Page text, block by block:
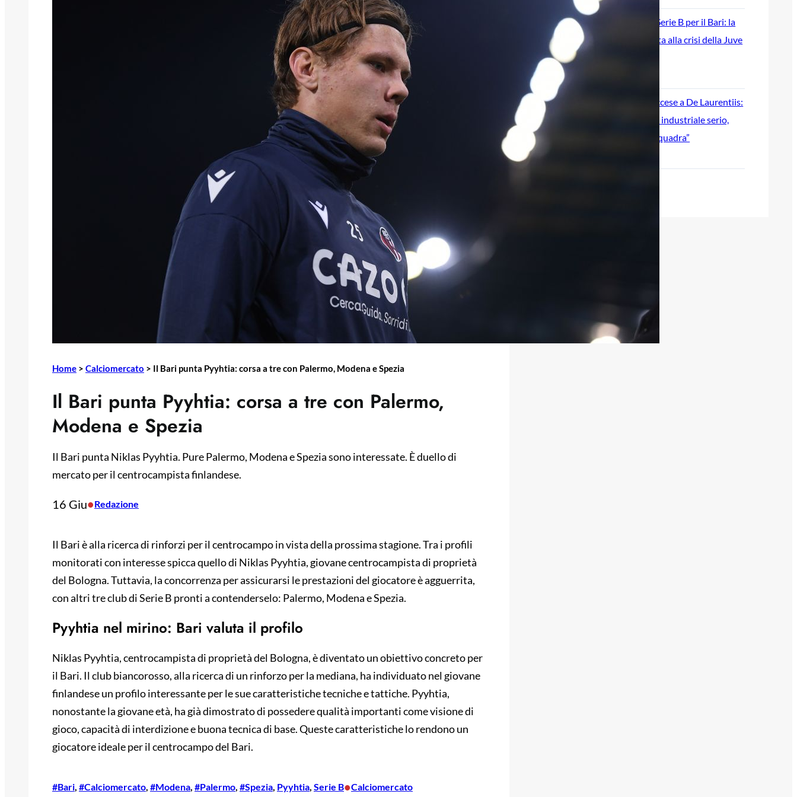
Home > Calciomercato > Il Bari punta Pyyhtia: corsa a tre con Palermo, Modena e Spezia
Il Bari punta Pyyhtia: corsa a tre con Palermo,
Modena e Spezia
Il Bari punta Niklas Pyyhtia. Pure Palermo, Modena e Spezia sono interessate. È duello di
mercato per il centrocampista finlandese.
16 Giu•Redazione
Il Bari è alla ricerca di rinforzi per il centrocampo in vista della prossima stagione. Tra i profili
monitorati con interesse spicca quello di Niklas Pyyhtia, giovane centrocampista di proprietà
del Bologna. Tuttavia, la concorrenza per assicurarsi le prestazioni del giocatore è agguerrita,
con altri tre club di Serie B pronti a contenderselo: Palermo, Modena e Spezia.
Pyyhtia nel mirino: Bari valuta il profilo
Niklas Pyyhtia, centrocampista di proprietà del Bologna, è diventato un obiettivo concreto per
il Bari. Il club biancorosso, alla ricerca di un rinforzo per la mediana, ha individuato nel giovane
finlandese un profilo interessante per le sue caratteristiche tecniche e tattiche. Pyyhtia,
nonostante la giovane età, ha già dimostrato di possedere qualità importanti come visione di
gioco, capacità di interdizione e buona tecnica di base. Queste caratteristiche lo rendono un
giocatore ideale per il centrocampo del Bari.
#Bari, #Calciomercato, #Modena, #Palermo, #Spezia, Pyyhtia, Serie B•Calciomercato
Ripescaggio in Serie B per il Bari: la
speranza è legata alla crisi della Juve
Stabia
28 Maggio 2026
Futuro Bari, Leccese a De Laurentiis:
“Serve un piano industriale serio,
non siamo una seconda squadra”